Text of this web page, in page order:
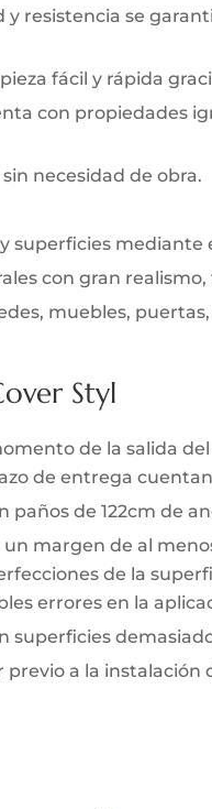
y resistencia se
fácil y rápida
con propiedades
sin necesidad de obra.
superficies
con gran
muebles,
Styl
de la salida
de entrega
paños de 122cm de
margen de al
de la
errores en la
superficies
a la instalación